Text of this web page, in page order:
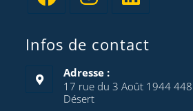
Infos de contact
Adresse :
17 rue du 3 Août 1944
Désert